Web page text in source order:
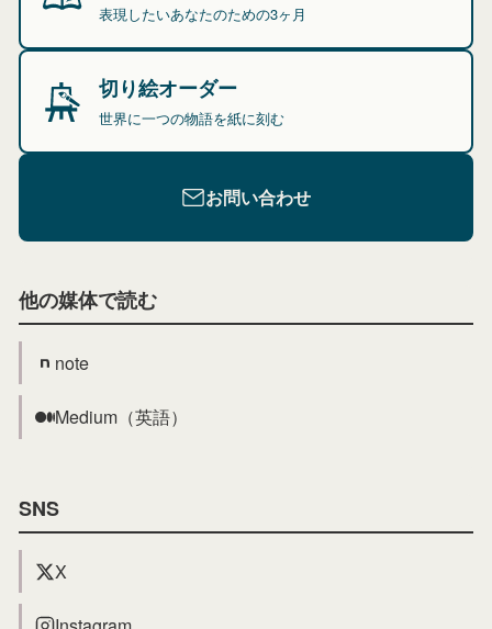
表現したいあなたのための3ヶ月
切り絵オーダー
世界に一つの物語を紙に刻む
お問い合わせ
他の媒体で読む
note
Medium（英語）
SNS
X